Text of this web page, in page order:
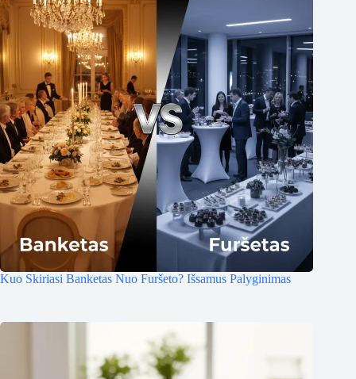
Kuo Skiriasi Banketas Nuo Furšeto? Išsamus Palyginimas